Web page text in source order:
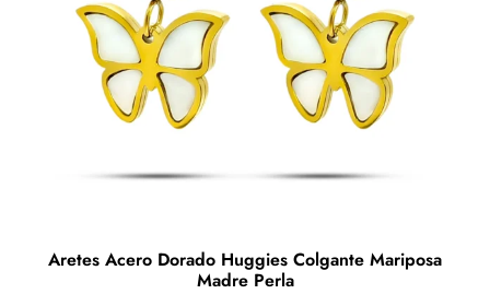
Aretes Acero Dorado Huggies Colgante Mariposa
Madre Perla